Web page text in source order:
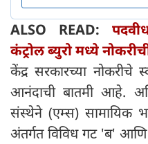
ALSO READ:
कंट्रोल ब्युरो मध्ये
केंद्र सरकारच्या नोकरीचे
आनंदाची बातमी आहे.
संस्थेने (एम्स) सामायिक
अंतर्गत विविध गट 'ब'